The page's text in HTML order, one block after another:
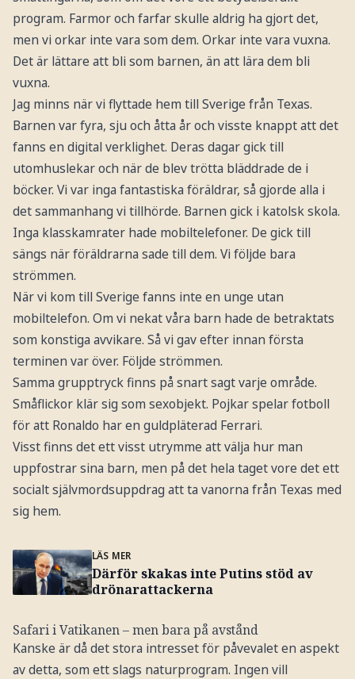
program. Farmor och farfar skulle aldrig ha gjort det,
men vi orkar inte vara som dem. Orkar inte vara vuxna.
Det är lättare att bli som barnen, än att lära dem bli
vuxna.
Jag minns när vi flyttade hem till Sverige från Texas.
Barnen var fyra, sju och åtta år och visste knappt att det
fanns en digital verklighet. Deras dagar gick till
utomhuslekar och när de blev trötta bläddrade de i
böcker. Vi var inga fantastiska föräldrar, så gjorde alla i
det sammanhang vi tillhörde. Barnen gick i katolsk skola.
Inga klasskamrater hade mobiltelefoner. De gick till
sängs när föräldrarna sade till dem. Vi följde bara
strömmen.
När vi kom till Sverige fanns inte en unge utan
mobiltelefon. Om vi nekat våra barn hade de betraktats
som konstiga avvikare. Så vi gav efter innan första
terminen var över. Följde strömmen.
Samma grupptryck finns på snart sagt varje område.
Småflickor klär sig som sexobjekt. Pojkar spelar fotboll
för att Ronaldo har en guldpläterad Ferrari.
Visst finns det ett visst utrymme att välja hur man
uppfostrar sina barn, men på det hela taget vore det ett
socialt självmordsuppdrag att ta vanorna från Texas med
sig hem.
LÄS MER
Därför skakas inte Putins stöd av
drönarattackerna
Safari i Vatikanen – men bara på avstånd
Kanske är då det stora intresset för påvevalet en aspekt
av detta, som ett slags naturprogram. Ingen vill